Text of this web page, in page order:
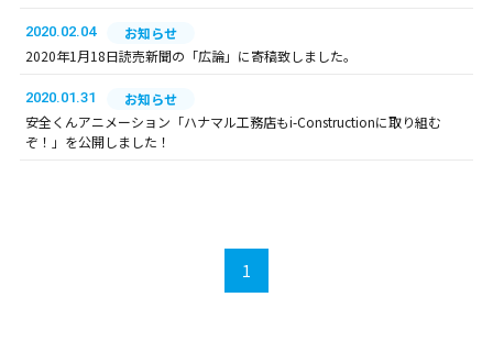
2020.02.04
お知らせ
2020年1月18日読売新聞の「広論」に寄稿致しました。
2020.01.31
お知らせ
安全くんアニメーション「ハナマル工務店もi-Constructionに取り組む
ぞ！」を公開しました！
1